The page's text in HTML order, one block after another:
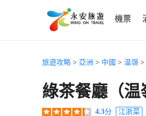
機票
旅遊攻略 > 亞洲 > 中國 > 温嶺 >
綠茶餐廳（温
4.3分 江浙菜